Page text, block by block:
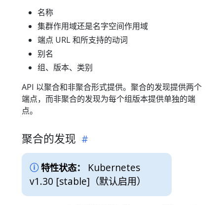
名称
集群作用域还是名字空间作用域
端点 URL 和所支持的动词
别名
组、版本、类别
API 以聚合和非聚合形式提供。聚合的发现提供两个
端点，而非聚合的发现为每个组版本提供单独的端
点。
聚合的发现
特性状态：
Kubernetes
v1.30 [stable] （默认启用）